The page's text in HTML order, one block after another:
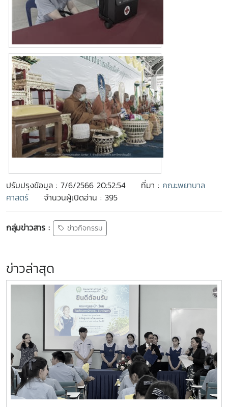
ปรับปรุงข้อมูล : 7/6/2566 20:52:54 ที่มา : คณะพยาบาล
ศาสตร์
จำนวนผู้เปิดอ่าน : 395
กลุ่มข่าวสาร : ข่าวกิจกรรม
ข่าวล่าสุด